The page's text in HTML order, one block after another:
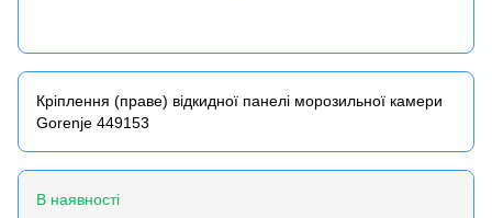
Кріплення (праве) відкидної панелі морозильної камери
Gorenje 449153
В наявності